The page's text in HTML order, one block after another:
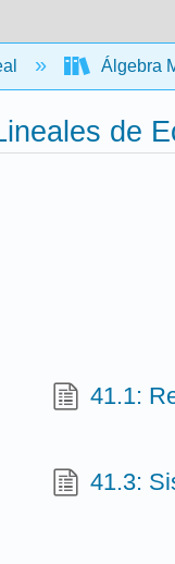
Álgebra
de
41.1:
41.3: